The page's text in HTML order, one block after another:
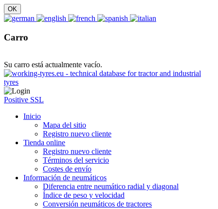
Carro
Su carro está actualmente vacío.
Positive SSL
Inicio
Mapa del sitio
Registro nuevo cliente
Tienda online
Registro nuevo cliente
Términos del servicio
Costes de envío
Información de neumáticos
Diferencia entre neumático radial y diagonal
Índice de peso y velocidad
Conversión neumáticos de tractores